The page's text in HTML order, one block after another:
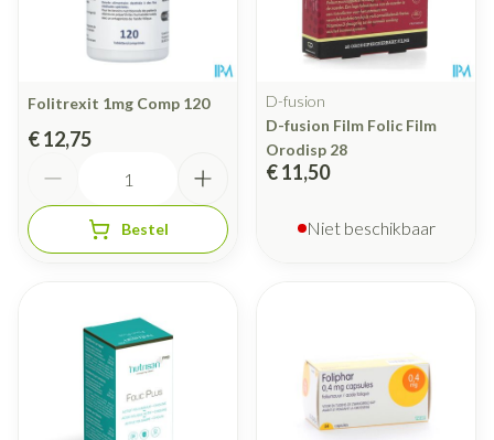
Folitrexit 1mg Comp 120
€ 12,75
Bestel
D-fusion
D-fusion Film Folic Film
Orodisp 28
€ 11,50
Niet beschikbaar